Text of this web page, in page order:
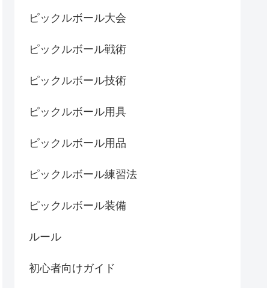
ピックルボール大会
ピックルボール戦術
ピックルボール技術
ピックルボール用具
ピックルボール用品
ピックルボール練習法
ピックルボール装備
ルール
初心者向けガイド